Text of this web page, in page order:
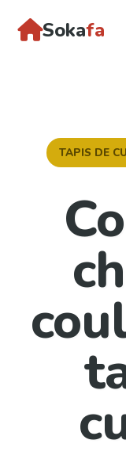
Sokafa
TAPIS DE